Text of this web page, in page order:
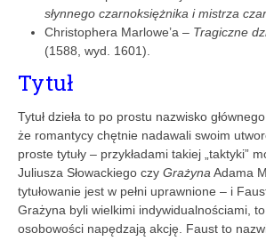
słynnego czarnoksiężnika i mistrza
Christophera Marlowe’a – Tragiczne
(1588, wyd. 1601).
Tytuł
Tytuł dzieła to po prostu nazwisko
że romantycy chętnie nadawali swoim
proste tytuły – przykładami takiej „taktyki”
Juliusza Słowackiego czy Grażyna Adama
tytułowanie jest w pełni uprawnione – i
Grażyna byli wielkimi indywidualnościami, to
osobowości napędzają akcję. Faust to